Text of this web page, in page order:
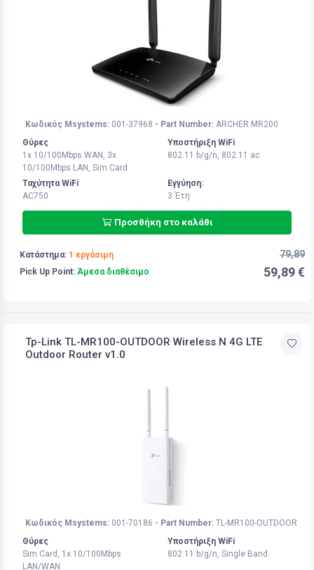
Κωδικός Msystems: 001-37968 - Part Number: ARCHER MR200
Θύρες
1x 10/100Mbps WAN, 3x
10/100Mbps LAN, Sim Card
Υποστήριξη WiFi
802.11 b/g/n, 802.11 ac
Ταχύτητα WiFi
AC750
Εγγύηση:
3 Έτη
Προσθήκη στο καλάθι
Κατάστημα: 1 εργάσιμη
Pick Up Point: Άμεσα διαθέσιμο
79,89
59,89 €
Tp-Link TL-MR100-OUTDOOR Wireless N 4G LTE
Outdoor Router v1.0
Κωδικός Msystems: 001-70186 - Part Number: TL-MR100-OUTDOOR
Θύρες
Sim Card, 1x 10/100Mbps
LAN/WAN
Υποστήριξη WiFi
802.11 b/g/n, Single Band